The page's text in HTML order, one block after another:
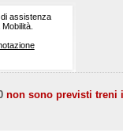
assistenza
non sono previsti